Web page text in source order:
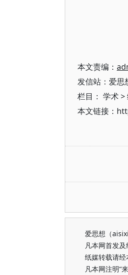
本文责编：
发信站：爱
栏目： 学术>
本文链接：
爱思想（
凡本网首发
纸媒转载请经
凡本网注明“